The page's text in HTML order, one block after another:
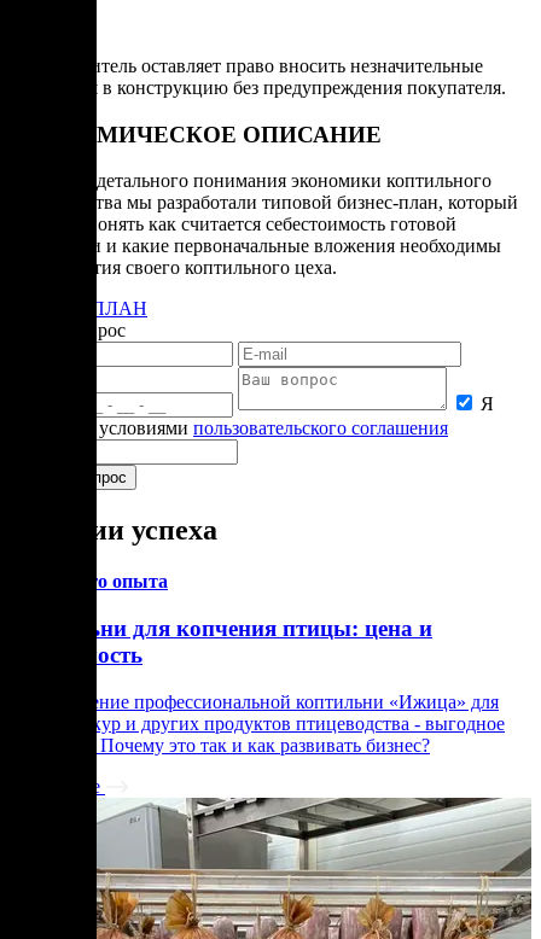
Производитель оставляет право вносить незначительные
изменения в конструкцию без предупреждения покупателя.
ЭКОНОМИЧЕСКОЕ ОПИСАНИЕ
Для более детального понимания экономики коптильного
производства мы разработали типовой бизнес-план, который
поможет понять как считается себестоимость готовой
продукции и какие первоначальные вложения необходимы
для открытия своего коптильного цеха.
БИЗНЕС-ПЛАН
Задать вопрос
Я
согласен с условиями пользовательского соглашения
Истории успеха
Из личного опыта
Коптильни для копчения птицы: цена и
окупаемость
Приобретение профессиональной коптильни «Ижица» для
копчения кур и других продуктов птицеводства - выгодное
вложение. Почему это так и как развивать бизнес?
Подробнее